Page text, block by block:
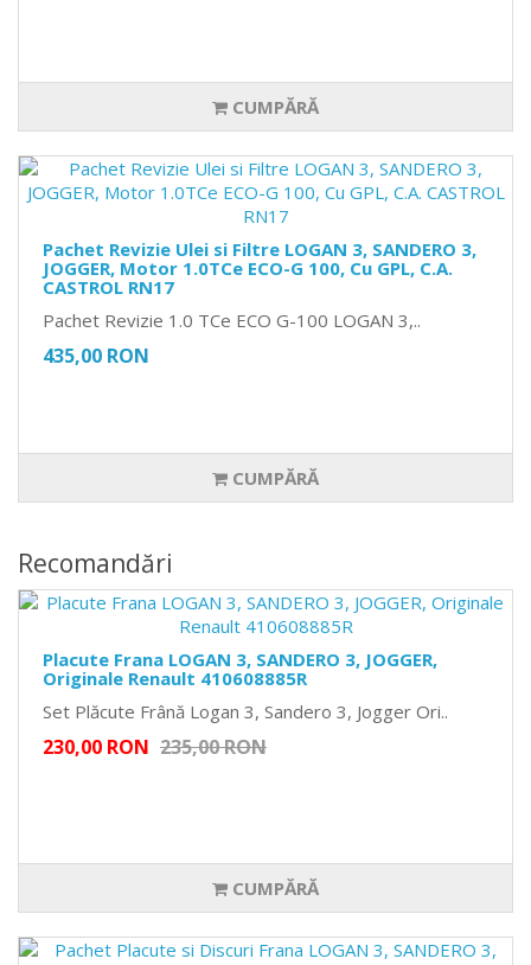
CUMPĂRĂ
Pachet Revizie Ulei si Filtre LOGAN 3, SANDERO 3,
JOGGER, Motor 1.0TCe ECO-G 100, Cu GPL, C.A.
CASTROL RN17
Pachet Revizie 1.0 TCe ECO G-100 LOGAN 3,..
435,00 RON
CUMPĂRĂ
Recomandări
Placute Frana LOGAN 3, SANDERO 3, JOGGER,
Originale Renault 410608885R
Set Plăcute Frână Logan 3, Sandero 3, Jogger Ori..
230,00 RON 235,00 RON
CUMPĂRĂ